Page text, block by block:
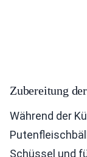
Zubereitung
Während der
Schüssel und